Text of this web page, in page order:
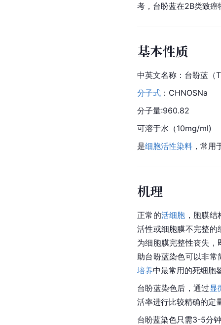
考，台盼蓝在2B类致癌
基本性质
中英文名称：台盼蓝（
分子式 ：CHNOSNa
分子量:960.82
可溶于水（10mg/ml)
是细胞活性染料 ，常
机理
正常的活细胞 ，胞膜
活性或细胞膜不完整的
为细胞膜完整性丧失
助台盼蓝染色可以非
培养中最常用的死细胞
台盼蓝染色后，通过 显
活率进行比较精确的定
台盼蓝染色只需3-5分